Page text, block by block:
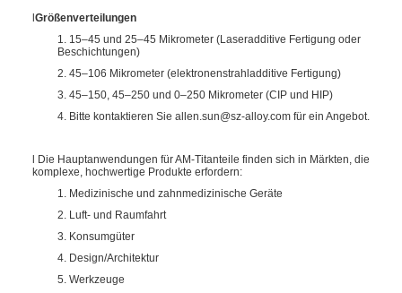
lGrößenverteilungen
1. 15–45 und 25–45 Mikrometer (Laseradditive Fertigung oder
Beschichtungen)
2. 45–106 Mikrometer (elektronenstrahladditive Fertigung)
3. 45–150, 45–250 und 0–250 Mikrometer (CIP und HIP)
4. Bitte kontaktieren Sie allen.sun@sz-alloy.com für ein Angebot.
l Die Hauptanwendungen für AM-Titanteile finden sich in Märkten, die
komplexe, hochwertige Produkte erfordern:
1. Medizinische und zahnmedizinische Geräte
2. Luft- und Raumfahrt
3. Konsumgüter
4. Design/Architektur
5. Werkzeuge